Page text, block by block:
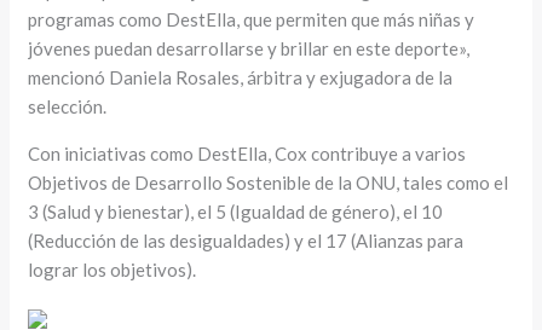
programas como DestElla, que permiten que más niñas y
jóvenes puedan desarrollarse y brillar en este deporte»,
mencionó Daniela Rosales, árbitra y exjugadora de la
selección.
Con iniciativas como DestElla, Cox contribuye a varios
Objetivos de Desarrollo Sostenible de la ONU, tales como el
3 (Salud y bienestar), el 5 (Igualdad de género), el 10
(Reducción de las desigualdades) y el 17 (Alianzas para
lograr los objetivos).